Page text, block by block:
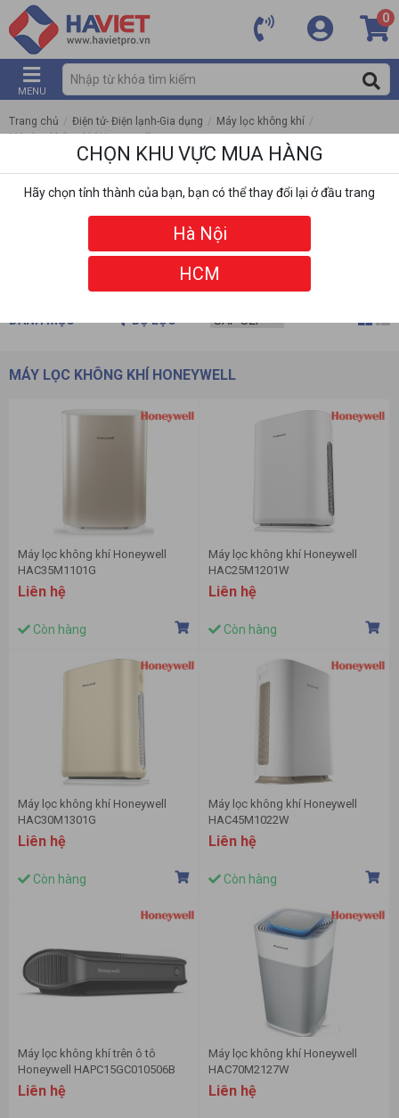
0
MENU
Trang chủ / Điện tử- Điện lạnh-Gia dụng / Máy lọc không khí /
Máy lọc không khí Honeywell
DANH MỤC BỘ LỌC
MÁY LỌC KHÔNG KHÍ HONEYWELL
Máy lọc không khí Honeywell
HAC35M1101G
Liên hệ
Còn hàng
Máy lọc không khí Honeywell
HAC25M1201W
Liên hệ
Còn hàng
Máy lọc không khí Honeywell
HAC30M1301G
Liên hệ
Còn hàng
Máy lọc không khí Honeywell
HAC45M1022W
Liên hệ
Còn hàng
Máy lọc không khí trên ô tô
Honeywell HAPC15GC010506B
Liên hệ
Máy lọc không khí Honeywell
HAC70M2127W
Liên hệ
CHỌN KHU VỰC MUA HÀNG
Hãy chọn tỉnh thành của bạn, bạn có thể thay đổi lại ở đầu trang
Hà Nội
HCM